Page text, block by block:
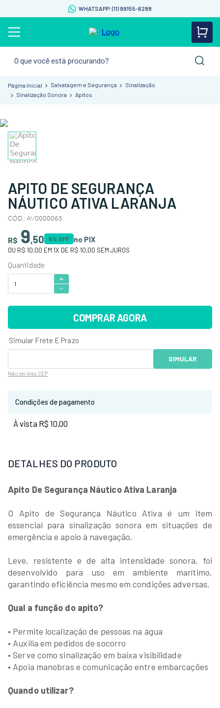
WHATSAPP: (11) 99155-6288
Salvatagem e Segurança
Sinalização
Sinalização Sonora
Apitos
APITO DE SEGURANÇA
NÁUTICO ATIVA LARANJA
CÓD.: AV0000065
R$ 9,50 5% OFF no PIX
OU R$ 10,00 EM 1X DE R$ 10,00 SEM JUROS
COMPRAR AGORA
Não sei meu CEP
Condições de pagamento
À vista R$ 10,00
DETALHES DO PRODUTO
Apito De Segurança Náutico Ativa Laranja
O Apito de Segurança Náutico Ativa é um item
essencial para sinalização sonora em situações de
emergência e apoio à navegação.
Leve, resistente e de alta intensidade sonora, foi
desenvolvido para uso em ambiente marítimo,
garantindo eficiência mesmo em condições adversas.
Qual a função do apito?
• Permite localização de pessoas na água
• Auxilia em pedidos de socorro
• Serve como sinalização em baixa visibilidade
• Apoia manobras e comunicação entre embarcações
Quando utilizar?